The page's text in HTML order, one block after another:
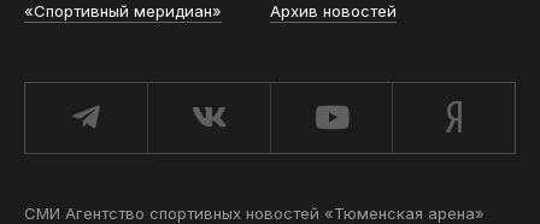
«Спортивный меридиан»
Архив новостей
СМИ Агентство спортивных новостей «Тюменская арена»